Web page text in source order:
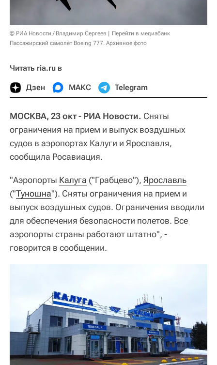
© РИА Новости / Владимир Сергеев
Перейти в медиабанк
Пассажирский самолет Boeing 777. Архивное фото
Читать ria.ru в
Дзен МАКС Telegram
МОСКВА, 23 окт - РИА Новости. Сняты
ограничения на прием и выпуск воздушных
судов в аэропортах Калуги и Ярославля,
сообщила Росавиация.
"Аэропорты Калуга ("Грабцево")️, Ярославль
("Туношна"). Сняты ограничения на прием и
выпуск воздушных судов. Ограничения вводили
для обеспечения безопасности полетов. Все
аэропорты страны работают штатно", -
говорится в сообщении.